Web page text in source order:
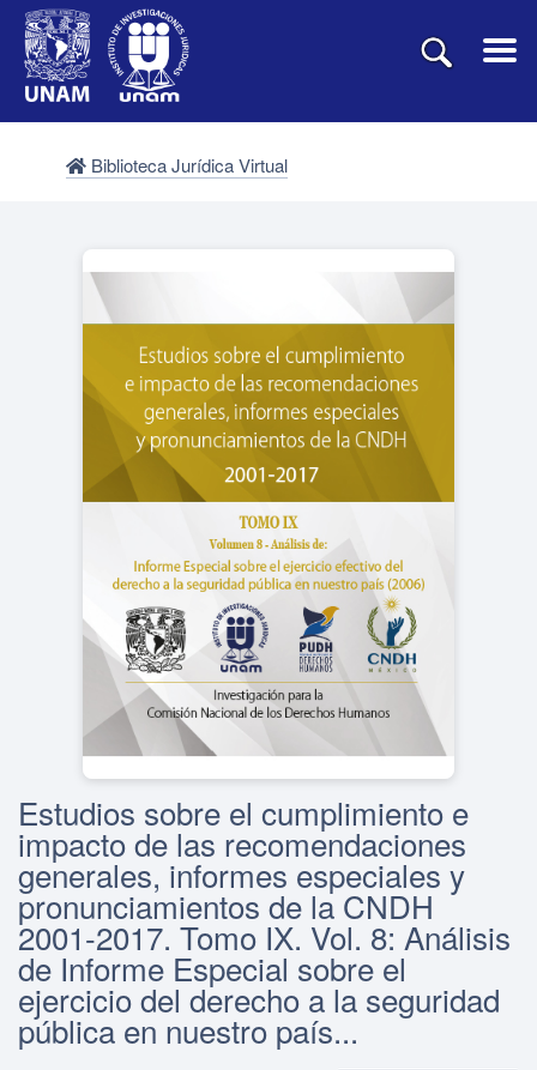
Biblioteca Jurídica Virtual
Estudios sobre el cumplimiento e
impacto de las recomendaciones
generales, informes especiales y
pronunciamientos de la CNDH
2001-2017. Tomo IX. Vol. 8: Análisis
de Informe Especial sobre el
ejercicio del derecho a la seguridad
pública en nuestro país...